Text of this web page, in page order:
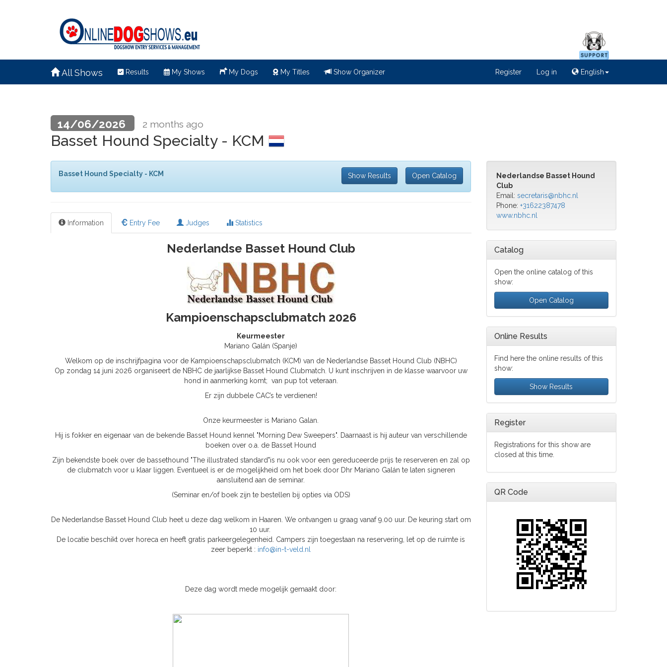
All Shows Results My Shows My Dogs My Titles Show Organizer Register Log in English
14/06/2026 2 months ago
Basset Hound Specialty - KCM
Basset Hound Specialty - KCM Show Results Open Catalog
Information Entry Fee Judges Statistics
Nederlandse Basset Hound Club
Kampioenschapsclubmatch 2026
Keurmeester
Mariano Galán (Spanje)
Welkom op de inschrijfpagina voor de Kampioenschapsclubmatch (KCM) van de Nederlandse Basset Hound Club (NBHC)
Op zondag 14 juni 2026 organiseert de NBHC de jaarlijkse Basset Hound Clubmatch. U kunt inschrijven in de klasse waarvoor uw
hond in aanmerking komt; van pup tot veteraan.
Er zijn dubbele CAC’s te verdienen!
Onze keurmeester is Mariano Galan.
Hij is fokker en eigenaar van de bekende Basset Hound kennel "Morning Dew Sweepers". Daarnaast is hij auteur van verschillende
boeken over o.a. de Basset Hound
Zijn bekendste boek over de bassethound "The illustrated standard"is nu ook voor een gereduceerde prijs te reserveren en zal op
de clubmatch voor u klaar liggen. Eventueel is er de mogelijkheid om het boek door Dhr Mariano Galán te laten signeren
aansluitend aan de seminar.
(Seminar en/of boek zijn te bestellen bij opties via ODS)
De Nederlandse Basset Hound Club heet u deze dag welkom in Haaren. We ontvangen u graag vanaf 9.00 uur. De keuring start om
10 uur.
De locatie beschikt over horeca en heeft gratis parkeergelegenheid. Campers zijn toegestaan na reservering, let op de ruimte is
zeer beperkt : info@in-t-veld.nl
Deze dag wordt mede mogelijk gemaakt door:
Nederlandse Basset Hound
Club
Email: secretaris@nbhc.nl
Phone: +31622387478
www.nbhc.nl
Catalog
Open the online catalog of this
show:
Open Catalog
Online Results
Find here the online results of this
show:
Show Results
Register
Registrations for this show are
closed at this time.
QR Code